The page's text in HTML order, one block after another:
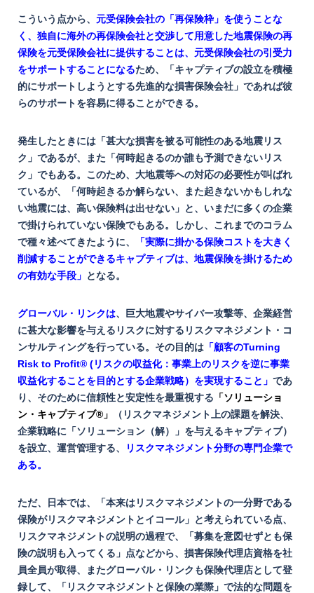
こういう点から、 元受保険会社の「再保険枠」を使うことな
く、独自に海外の再保険会社と交渉して用意した地震保険の再
保険を元受保険会社に提供することは、元受保険会社の引受力
をサポートすることになるため、「キャプティブの設立を積極
的にサポートしようとする先進的な損害保険会社」であれば彼
らのサポートを容易に得ることができる。
発生したときには「甚大な損害を被る可能性のある地震リス
ク」であるが、また「何時起きるのか誰も予測できないリス
ク」でもある。このため、大地震等への対応の必要性が叫ばれ
ているが、「何時起きるか解らない、また起きないかもしれな
い地震には、高い保険料は出せない」と、いまだに多くの企業
で掛けられていない保険でもある。しかし、これまでのコラム
で種々述べてきたように、
「実際に掛かる保険コストを大きく
削減することができるキャプティブは、地震保険を掛けるため
の有効な手段」 となる。
グローバル・リンクは、巨大地震やサイバー攻撃等、企業経営
に甚大な影響を与えるリスクに対するリスクマネジメント・コ
ンサルティングを行っている。その目的は 「顧客のTurning
Risk to Profit® (リスクの収益化：事業上のリスクを逆に事業
収益化することを目的とする企業戦略）を実現すること」 であ
り、そのために信頼性と安定性を最重視する 「ソリューショ
ン・キャプティブ®」
（リスクマネジメント上の課題を解決、
企業戦略に「ソリューション（解）」を与えるキャプティブ）
を設立、運営管理する、
リスクマネジメント分野の専門企業で
ある。
ただ、日本では、「本来はリスクマネジメントの一分野である
保険がリスクマネジメントとイコール」と考えられている点、
リスクマネジメントの説明の過程で、「募集を意図せずとも保
険の説明も入ってくる」点などから、損害保険代理店資格を社
員全員が取得、またグローバル・リンクも保険代理店として登
録して、「リスクマネジメントと保険の業際」で法的な問題を